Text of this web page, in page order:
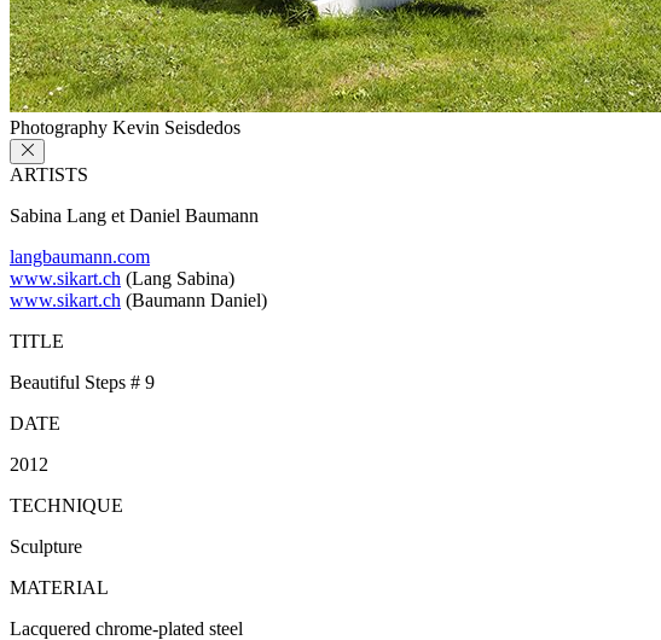
Photography Kevin Seisdedos
ARTISTS
Sabina Lang et Daniel Baumann
langbaumann.com
www.sikart.ch (Lang Sabina)
www.sikart.ch (Baumann Daniel)
TITLE
Beautiful Steps # 9
DATE
2012
TECHNIQUE
Sculpture
MATERIAL
Lacquered chrome-plated steel